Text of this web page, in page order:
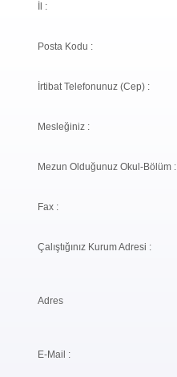
İl :
Posta Kodu :
İrtibat Telefonunuz (Cep) :
Mesleğiniz :
Mezun Olduğunuz Okul-Bölüm :
Fax :
Çalıştığınız Kurum Adresi :
Adres
E-Mail :